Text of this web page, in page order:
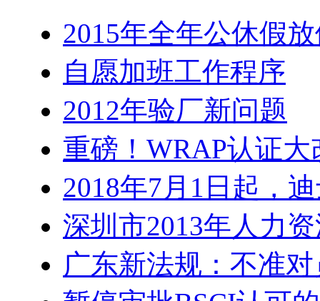
2015年全年公休假
自愿加班工作程序
2012年验厂新问题
重磅！WRAP认证
2018年7月1日起，
深圳市2013年人力
广东新法规：不准